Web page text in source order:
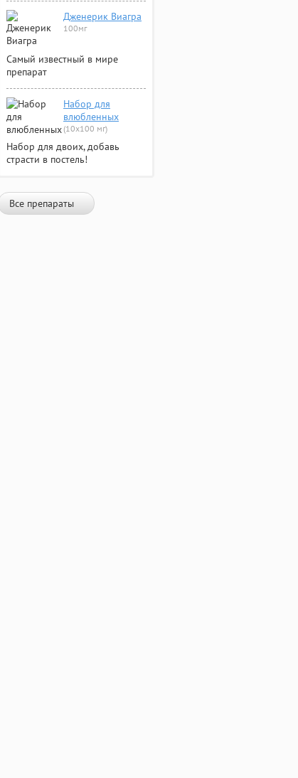
Дженерик Виагра
100мг
Самый известный в мире
препарат
Набор для
влюбленных
(10х100 мг)
Набор для двоих, добавь
страсти в постель!
Все препараты